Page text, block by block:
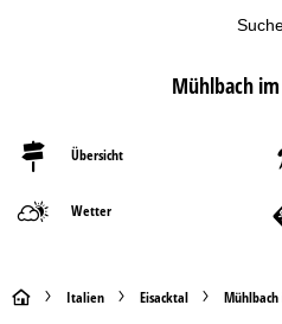
Mühlbach
Übersicht
Wetter
S Italien Eisacktal